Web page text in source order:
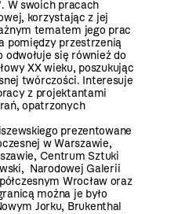
W swoich pracach
korzystając z jej
tematem jego prac
pomiędzy przestrzenią
się również do
XX wieku, poszukując
twórczości. Interesuje
z projektantami
opatrzonych
prezentowane
w Warszawie,
Centrum Sztuki
Narodowej Galerii
Wrocław oraz
można je było
Jorku, Brukenthal